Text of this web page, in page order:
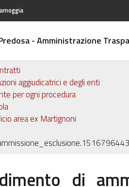
- Amministrazione
aggiudicatrici e degli enti
per ogni procedura
area ex Martignoni